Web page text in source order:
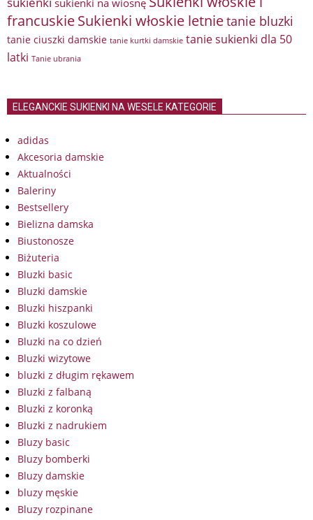
sukienki na wiosnę
francuskieSukienki włoskie letnietanie bluzki
tanie ciuszki damskie tanie kurtki damskie tanie sukienki dla 50
latki Tanie ubrania
ELEGANCKIE SUKIENKI NA WESELE KATEGORIE
adidas
Akcesoria damskie
Aktualności
Baleriny
Bestsellery
Bielizna damska
Biustonosze
Biżuteria
Bluzki basic
Bluzki damskie
Bluzki hiszpanki
Bluzki koszulowe
Bluzki na co dzień
Bluzki wizytowe
bluzki z długim rękawem
Bluzki z falbaną
Bluzki z koronką
Bluzki z nadrukiem
Bluzy basic
Bluzy bomberki
Bluzy damskie
bluzy męskie
Bluzy rozpinane